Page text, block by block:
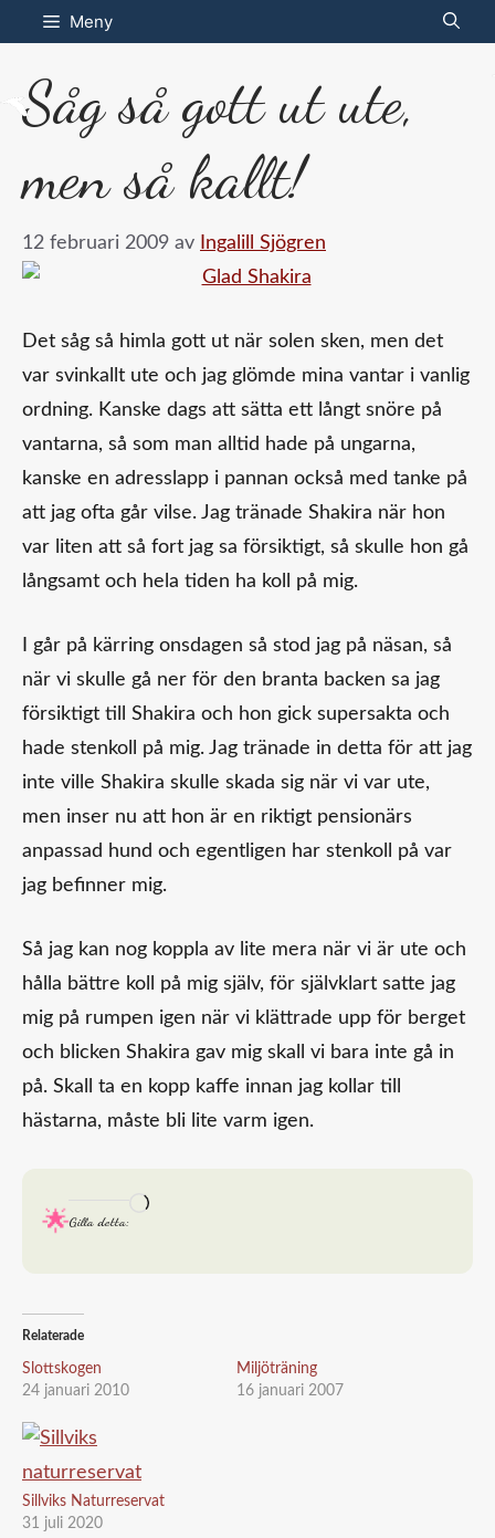
Hoppa
till
innehåll
Meny
Såg så gott ut ute,
men så kallt!
12 februari 2009 av Ingalill Sjögren
Det såg så himla gott ut när solen sken, men det
var svinkallt ute och jag glömde mina vantar i vanlig
ordning. Kanske dags att sätta ett långt snöre på
vantarna, så som man alltid hade på ungarna,
kanske en adresslapp i pannan också med tanke på
att jag ofta går vilse. Jag tränade Shakira när hon
var liten att så fort jag sa försiktigt, så skulle hon gå
långsamt och hela tiden ha koll på mig.
I går på kärring onsdagen så stod jag på näsan, så
när vi skulle gå ner för den branta backen sa jag
försiktigt till Shakira och hon gick supersakta och
hade stenkoll på mig. Jag tränade in detta för att jag
inte ville Shakira skulle skada sig när vi var ute,
men inser nu att hon är en riktigt pensionärs
anpassad hund och egentligen har stenkoll på var
jag befinner mig.
Så jag kan nog koppla av lite mera när vi är ute och
hålla bättre koll på mig själv, för självklart satte jag
mig på rumpen igen när vi klättrade upp för berget
och blicken Shakira gav mig skall vi bara inte gå in
på. Skall ta en kopp kaffe innan jag kollar till
hästarna, måste bli lite varm igen.
Gilla detta:
Laddar
Relaterade
Slottskogen
24 januari 2010
Miljöträning
16 januari 2007
Sillviks Naturreservat
31 juli 2020